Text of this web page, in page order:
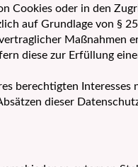
Cookies oder in den
auf Grundlage von §
Maßnahmen
diese zur Erfüllung
berechtigten
dieser